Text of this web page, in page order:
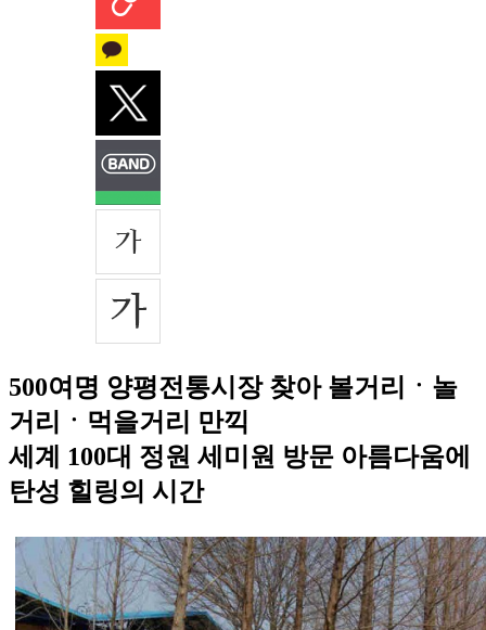
500여명 양평전통시장 찾아 볼거리ㆍ놀
거리ㆍ먹을거리 만끽
세계 100대 정원 세미원 방문 아름다움에
탄성 힐링의 시간